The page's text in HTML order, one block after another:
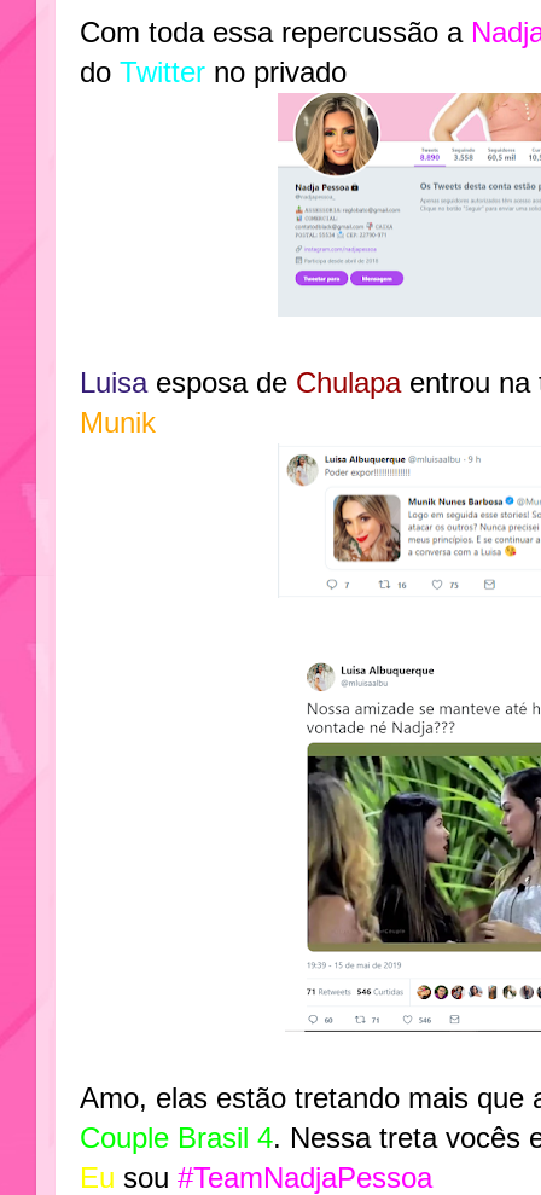
Com toda essa repercussão a
do Twitter no privado
Luisa esposa de Chulapa entrou na
Munik
Amo, elas estão tretando mais que
Couple Brasil 4. Nessa treta vocês
Eu sou #TeamNadjaPessoa